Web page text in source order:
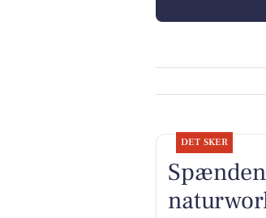
DET SKER